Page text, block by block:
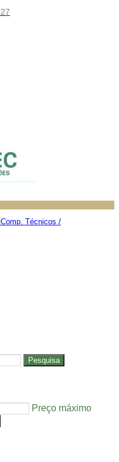
27
Comp. Técnicos /
Pesquisa
Preço máximo